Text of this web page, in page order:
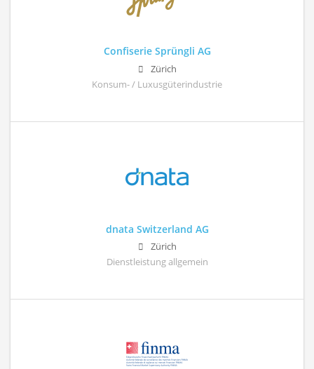
Confiserie Sprüngli AG
Zürich
Konsum- / Luxusgüterindustrie
dnata Switzerland AG
Zürich
Dienstleistung allgemein